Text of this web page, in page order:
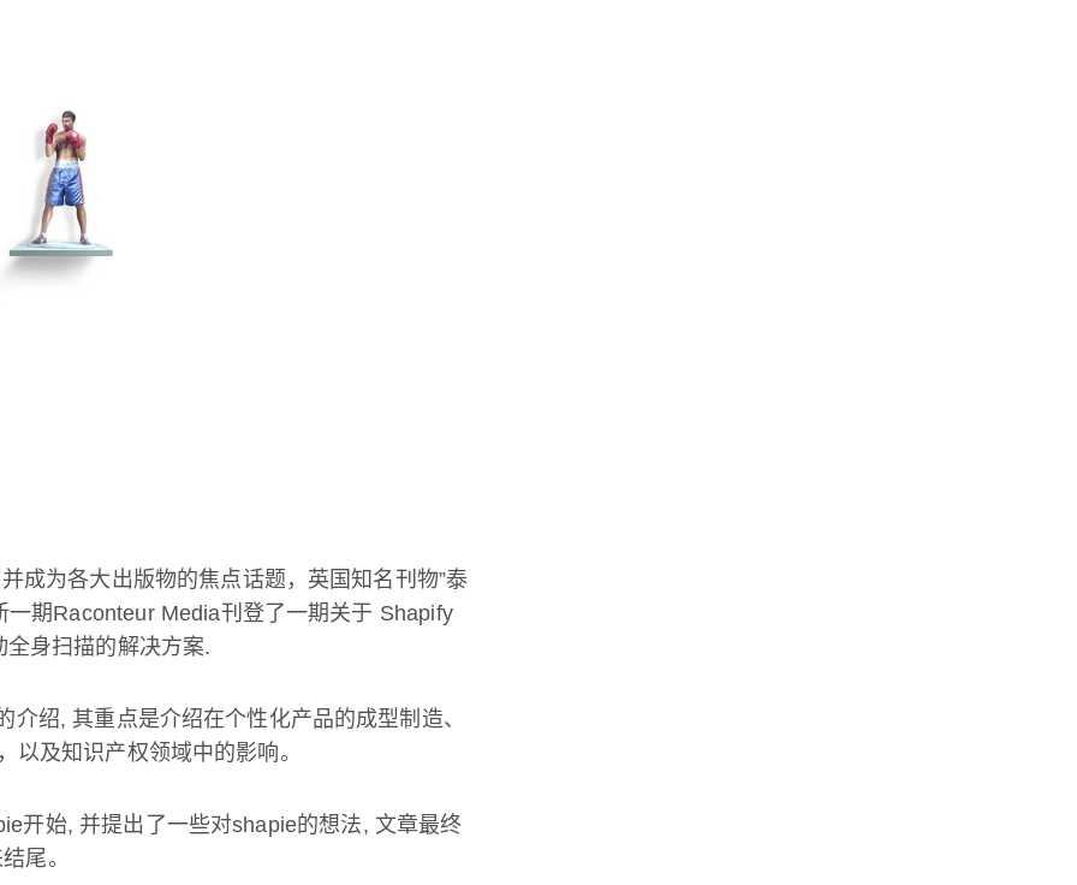
成为各大出版物的焦点话题，英国知名刊物”泰
一期Raconteur Media刊登了一期关于 Shapify
全身扫描的解决方案.
介绍, 其重点是介绍在个性化产品的成型制造、
以及知识产权领域中的影响。
开始, 并提出了一些对shapie的想法, 文章最终
尾。